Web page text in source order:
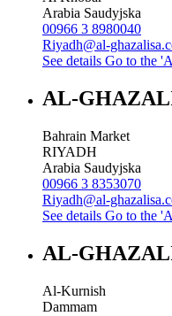
Arabia Saudyjska
00966 3 8980040
Riyadh@al-
See details Go to the
AL-
Bahrain Market
RIYADH
Arabia Saudyjska
00966 3 8353070
Riyadh@al-
See details Go to the
AL-
Al-Kurnish
Dammam